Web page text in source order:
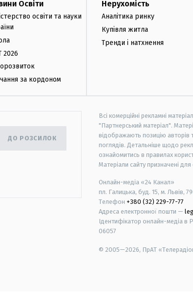
Освіти
освіти та науки
2026
за кордоном
Нерухомість
Аналітика ринку
Купівля житла
Тренди і натхнення
ДО РОЗСИЛОК
Всі комерційні рекламні
"Партнерський матеріал".
відображають позицію авторів
поглядів. Детальніше щодо
ознайомитись в правилах
Матеріали сайту призначені для
Онлайн-медіа «24 Канал»
пл. Галицька, буд. 15, м. Львів,
Телефон +380 (32) 229-77-77
Адреса електронної пошти —
Ідентифікатор онлайн-медіа в
06057
© 2005—2026, ПрАТ